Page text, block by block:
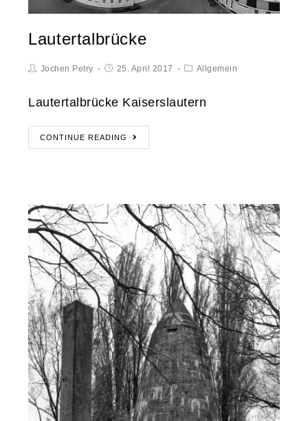
Lautertalbrücke
Jochen Petry 25. April 2017 Allgemein
Lautertalbrücke Kaiserslautern
CONTINUE READING